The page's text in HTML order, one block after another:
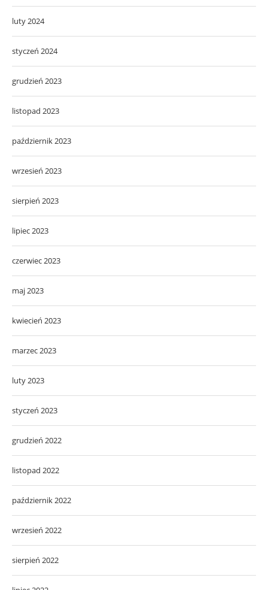
luty 2024
styczeń 2024
grudzień 2023
listopad 2023
październik 2023
wrzesień 2023
sierpień 2023
lipiec 2023
czerwiec 2023
maj 2023
kwiecień 2023
marzec 2023
luty 2023
styczeń 2023
grudzień 2022
listopad 2022
październik 2022
wrzesień 2022
sierpień 2022